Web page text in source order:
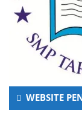
WEBSITE